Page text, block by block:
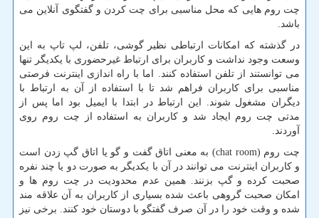
چت روم هایی که محل مناسبی برای چت کردن و گفتگوی آنلاین می
باشد
در گذشته که امکانات ارتباطی نظیر گوشی، تلفن، لپ تاپ به این
وسعت وجود نداشت و کاربران برای ارتباط غیرحضوری با یکدیگر تنها
می توانستند از تلفن استفاده کنند. اما با راه اندازی اینترنت فرصتی
مناسبی برای کاربران فراهم شد تا با استفاده از آن به ارتباط با
دیگران مشغول شوند. این ارتباط در ابتدا با ایمیل بود اما پس از
مدتی چت روم ایجاد شد و کاربران به استفاده از چت روم روی
آوردند
چت روم (chat room)
به معنی اتاق گفت و گو یا اتاق گپ زدن است
و کاربران اینترنت می توانند در آن با یکدیگر به صورت دو یا چند نفره
صحبت کرده و گپ بزنند. همین عدم محدودیت در چت روم ها و
امکان صحبت گروهی باعث شده بسیاری از کاربران به آن علاقه مند
شده و وقت خود را در آن صرف گفتگو با دوستان خود کنند. برخی نیز